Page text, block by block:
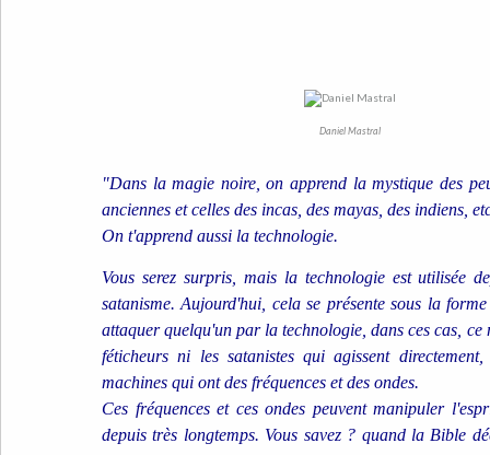
Daniel Mastral
"Dans la magie noire, on apprend la mystique des
anciennes et celles des incas, des mayas, des indiens,
On t'apprend aussi la technologie.
Vous serez surpris, mais la technologie est utilisée
satanisme. Aujourd'hui, cela se présente sous la
attaquer quelqu'un par la technologie, dans ces cas, ce
féticheurs ni les satanistes qui agissent
machines qui ont des fréquences et des ondes.
Ces fréquences et ces ondes peuvent manipuler
depuis très longtemps. Vous savez ? quand la Bible